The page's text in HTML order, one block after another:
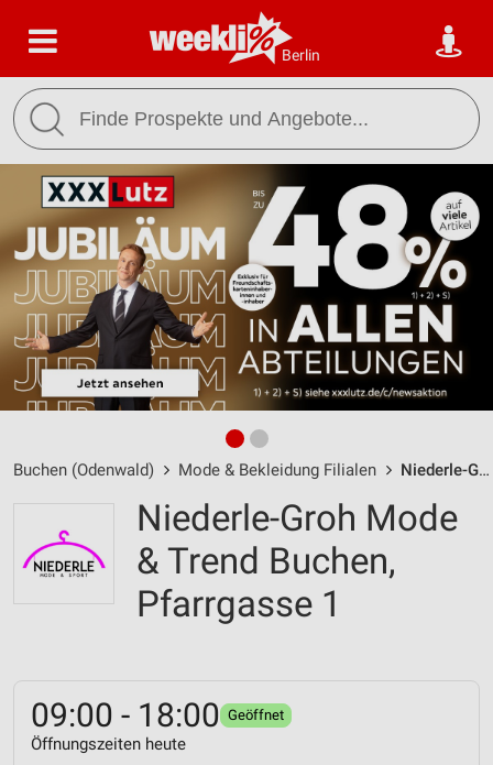
Berlin
Buchen (Odenwald) Mode & Bekleidung Filialen Niederle-Groh Mode & Trend Buchen / Pfarrgasse 1 - Öffnungszeiten & Adresse
Niederle-Groh Mode
& Trend Buchen,
Pfarrgasse 1
09:00 - 18:00 Geöffnet
Öffnungszeiten heute